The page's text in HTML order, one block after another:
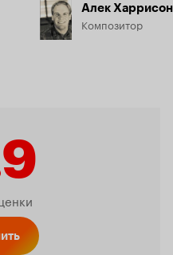
Алек Харрисон
Композитор